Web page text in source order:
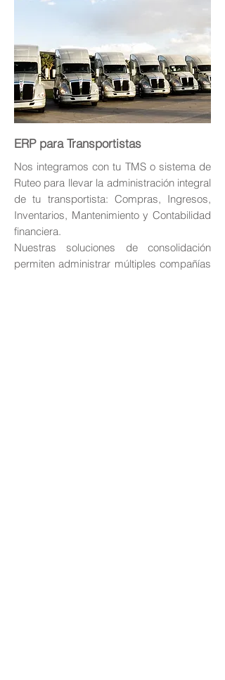
ERP para Transportistas
Nos integramos con tu TMS o sistema de
Ruteo para llevar la administración integral
de tu transportista: Compras, Ingresos,
Inventarios, Mantenimiento y Contabilidad
financiera.
Nuestras soluciones de consolidación
permiten administrar múltiples compañías